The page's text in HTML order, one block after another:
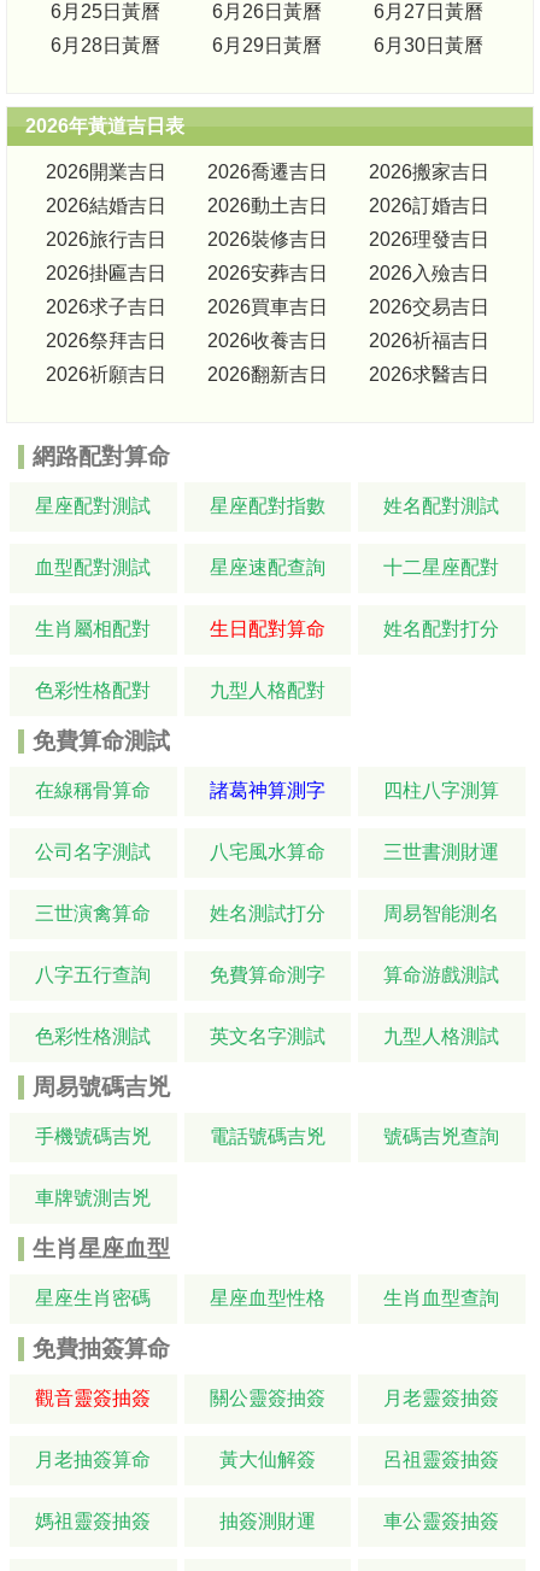
6月25日黃曆
6月26日黃曆
6月27日黃曆
6月28日黃曆
6月29日黃曆 6月30日黃曆
2026年黃道吉日表
2026開業吉日 2026喬遷吉日
2026搬家吉日
2026結婚吉日
2026動土吉日
2026訂婚吉日
2026旅行吉日
2026裝修吉日
2026理發吉日
2026掛匾吉日
2026安葬吉日
2026入殮吉日
2026求子吉日
2026買車吉日
2026交易吉日
2026祭拜吉日
2026收養吉日
2026祈福吉日
2026祈願吉日
2026翻新吉日 2026求醫吉日
網路配對算命
星座配對測試 星座配對指數 姓名配對測試
血型配對測試 星座速配查詢 十二星座配對
生肖屬相配對 生日配對算命 姓名配對打分
色彩性格配對 九型人格配對
免費算命測試
在線稱骨算命 諸葛神算測字 四柱八字測算
公司名字測試 八宅風水算命 三世書測財運
三世演禽算命 姓名測試打分 周易智能測名
八字五行查詢 免費算命測字 算命游戲測試
色彩性格測試 英文名字測試 九型人格測試
周易號碼吉兇
手機號碼吉兇 電話號碼吉兇 號碼吉兇查詢
車牌號測吉兇
生肖星座血型
星座生肖密碼 星座血型性格 生肖血型查詢
免費抽簽算命
觀音靈簽抽簽 關公靈簽抽簽 月老靈簽抽簽
月老抽簽算命 黃大仙解簽 呂祖靈簽抽簽
媽祖靈簽抽簽 抽簽測財運 車公靈簽抽簽